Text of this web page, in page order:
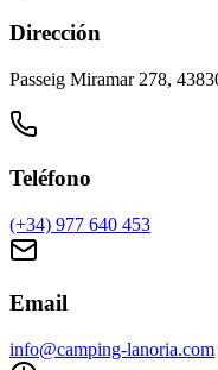
Dirección
Passeig Miramar 278,
Teléfono
(+34) 977 640 453
Email
info@camping-lanoria.com